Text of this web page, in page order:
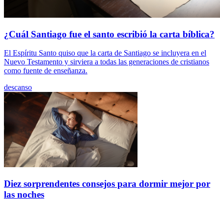
¿Cuál Santiago fue el santo escribió la carta bíblica?
El Espíritu Santo quiso que la carta de Santiago se incluyera en el
Nuevo Testamento y sirviera a todas las generaciones de cristianos
como fuente de enseñanza.
descanso
Diez sorprendentes consejos para dormir mejor por
las noches